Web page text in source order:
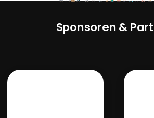
Sponsoren &